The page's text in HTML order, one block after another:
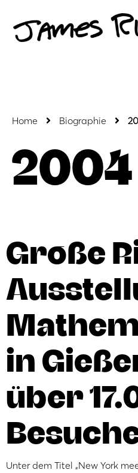
Home Biographie
2004
Große
in
über
Unter dem Titel „New York